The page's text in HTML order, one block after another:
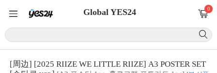
Global YES24 0
[周边] [2025 RIIZE WE LITTLE RIIZE] A3 POSTER SET